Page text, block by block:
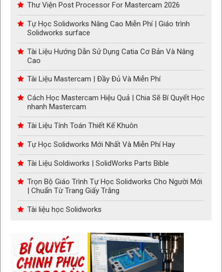
Thư Viện Post Processor For Mastercam 2026
Tự Học Solidworks Nâng Cao Miễn Phí | Giáo trình
Solidworks surface
Tài Liệu Hướng Dẫn Sử Dụng Catia Cơ Bản Và Nâng
Cao
Tài Liệu Mastercam | Đầy Đủ Và Miễn Phí
Cách Học Mastercam Hiệu Quả | Chia Sẽ Bí Quyết Học
nhanh Mastercam
Tài Liệu Tính Toán Thiết Kế Khuôn
Tự Học Solidworks Mới Nhất Và Miễn Phí Hay
Tài Liệu Soldiworks | SolidWorks Parts Bible
Trọn Bộ Giáo Trình Tự Học Solidworks Cho Người Mới
| Chuẩn Từ Trang Giấy Trắng
Tài liệu học Solidworks